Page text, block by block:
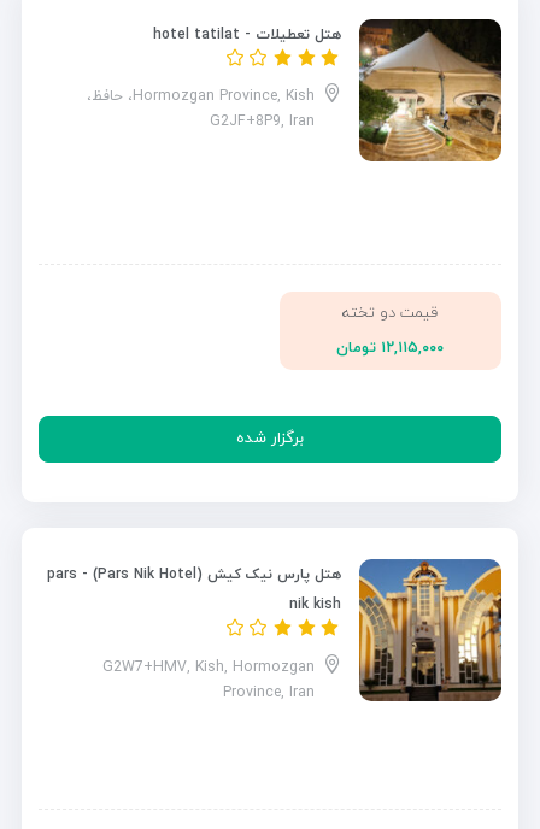
هتل تعطیلات - hotel tatilat
Hormozgan Province, Kish، حافظ،
G2JF+8P9, Iran
قیمت دو تخته
۱۲,۱۱۵,۰۰۰ تومان
برگزار شده
هتل پارس نیک کیش (Pars Nik Hotel) - pars
nik kish
G2W7+HMV, Kish, Hormozgan
Province, Iran